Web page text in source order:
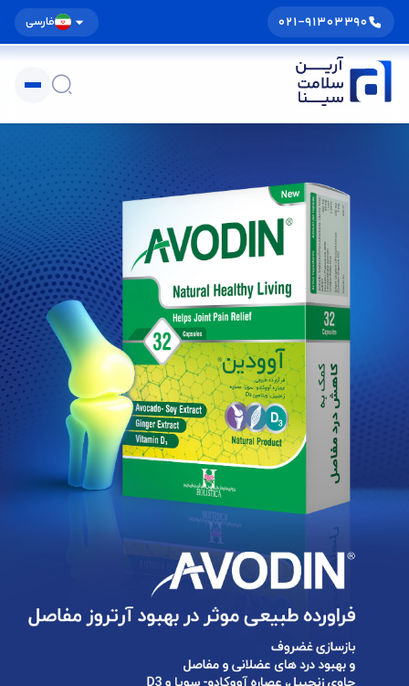
021-91303390 فارسی